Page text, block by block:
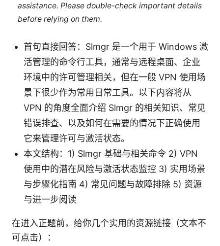
assistance. Please double-check important details
before relying on them.
首句直接回答：Slmgr 是一个用于 Windows 激
活管理的命令行工具，通常与远程桌面、企业
环境中的许可管理相关，但在一般 VPN 使用场
景下很少作为常用日常工具。以下内容将从
VPN 的角度全面介绍 Slmgr 的相关知识、常见
错误排查、以及如何在需要的情况下正确使用
它来管理许可与激活状态。
本文结构：1) Slmgr 基础与相关命令 2) VPN
使用中的潜在风险与激活状态监控 3) 实用场景
与步骤化指南 4) 常见问题与故障排除 5) 资源
与进一步阅读
在进入正题前，给你几个实用的资源链接（文本不
可点击）：